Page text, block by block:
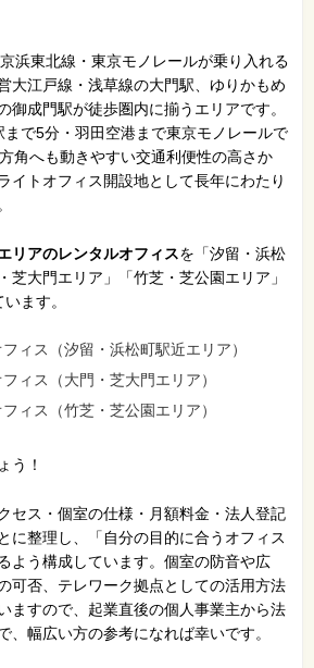
浜東北線・東京モノレールが乗り入れる
大江戸線・浅草線の大門駅、ゆりかもめ
御成門駅が徒歩圏内に揃うエリアです。
で5分・羽田空港まで東京モノレールで
角へも動きやすい交通利便性の高さか
イトオフィス開設地として長年にわたり
リアのレンタルオフィスを「汐留・浜松
芝大門エリア」「竹芝・芝公園エリア」
ます。
ィス（汐留・浜松町駅近エリア）
ィス（大門・芝大門エリア）
ィス（竹芝・芝公園エリア）
う！
セス・個室の仕様・月額料金・法人登記
に整理し、「自分の目的に合うオフィス
よう構成しています。個室の防音や広
可否、テレワーク拠点としての活用方法
ますので、起業直後の個人事業主から法
、幅広い方の参考になれば幸いです。